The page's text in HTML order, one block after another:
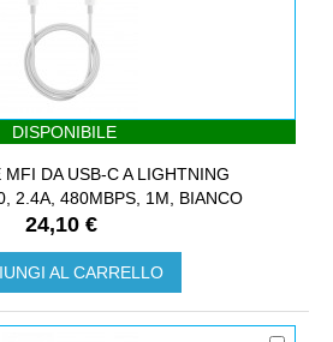
DISPONIBILE
MFI DA USB-C A LIGHTNING
2.4A, 480MBPS, 1M, BIANCO
24,10 €
AL CARRELLO